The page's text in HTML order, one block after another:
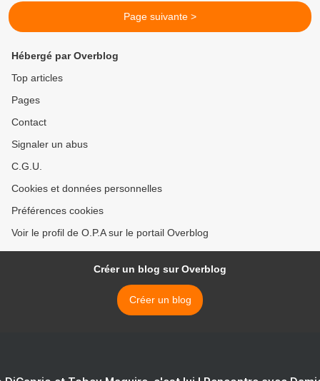
Page suivante >
Hébergé par Overblog
Top articles
Pages
Contact
Signaler un abus
C.G.U.
Cookies et données personnelles
Préférences cookies
Voir le profil de O.P.A sur le portail Overblog
Créer un blog sur Overblog
Créer un blog